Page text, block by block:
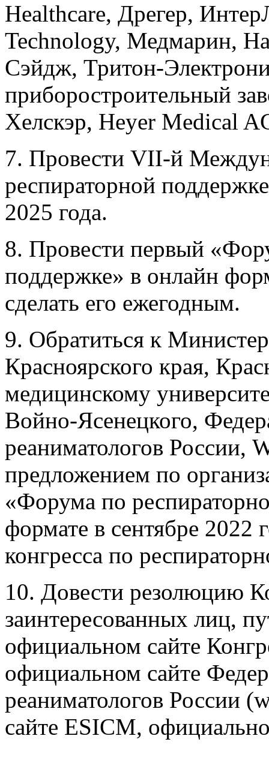
Healthcare, Дрегер,
Technology, Медмарин,
Сэйдж, Тритон-
приборостроительный
Хелскэр, Heyer Medical
7. Провести VII-й
респираторной
2025 года.
8. Провести первый
поддержке» в онлайн
сделать его ежегодным.
9. Обратиться к
Красноярского края,
медицинскому
Войно-Ясенецкого,
реаниматологов России,
предложением по
«Форума по
формате в сентябре
конгресса по
10. Довести резолюцию
заинтересованных лиц,
официальном сайте
официальном сайте
реаниматологов России
сайте ESICM,